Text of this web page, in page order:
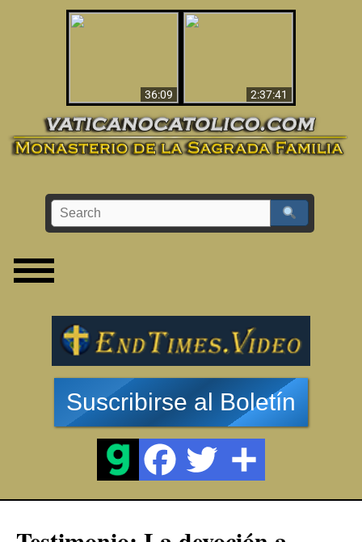
36:09
2:37:41
Suscribirse al Boletín